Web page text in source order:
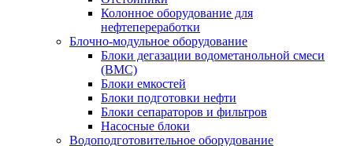
Колонное оборудование для
нефтепереработки
Блочно-модульное оборудование
Блоки дегазации водометанольной смеси
(BMC)
Блоки емкостей
Блоки подготовки нефти
Блоки сепараторов и фильтров
Насосные блоки
Водоподготовительное оборудование